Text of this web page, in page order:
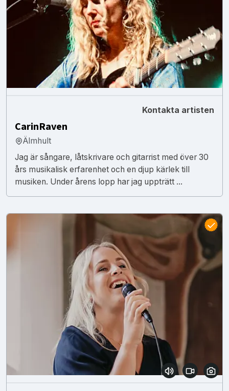
Kontakta artisten
CarinRaven
Älmhult
Jag är sångare, låtskrivare och gitarrist med över 30
års musikalisk erfarenhet och en djup kärlek till
musiken. Under årens lopp har jag uppträtt ...